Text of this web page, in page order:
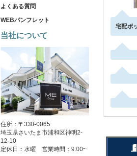
宅配ボ
よくある質問
WEBパンフレット
当社について
住所：〒330-0065
埼玉県さいたま市浦和区神明2-
12-10
定休日：水曜 営業時間：9:00~